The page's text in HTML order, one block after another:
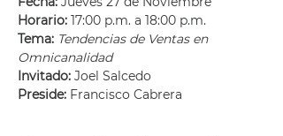
Horario: 17:00 p.m. a 18:00 p.m.
Tema: Tendencias de Ventas en
Omnicanalidad
Invitado: Joel Salcedo
Preside: Francisco Cabrera